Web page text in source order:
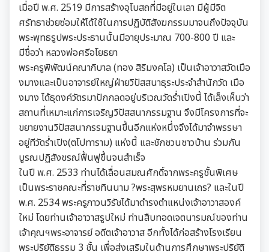
เมื่อปี พ.ศ. 2519 มีการสร้างอุโบสถที่มีอยู่ในเลา มีผู้มีจิต
ศรัทธาช่วยซ่อมให้ได้ใช้ในการปฏิบัติสังฆกรรมมาจนถึงปัจจุบัน
พระพุทธรูปพระประธานนั้นมีอายุประมาณ 700-800 ปี และ
มีชื่อว่า หลวงพ่อศรีอโยธยา
พระครูพิพัฒน์คณาภิบาล (ทอง สิริมงคโล) เป็นเจ้าอาวาสวัดเมือ
งมางและเป็นอาจารย์ใหญ่ฝ่ายวิปัสสนาธุระประจำสำนักวัด เมือ
งมาง ได้ธุดงค์วัตรมาปักกลดอยู่บริเวณวัดร่ำเปิงนี้ ได้เล็งเห็นว่า
สถานที่เหมาะแก่การเจริญวิปัสสนากรรมฐาน จึงมีโครงการที่จะ
ขยายงานวิปัสสนากรรมฐานขึ้นอีกแห่งหนึ่งจึงได้มาจำพรรษา
อยู่ทีวัดร่ำเปิง(ตโปทาราม) แห่งนี้ และชักชวนชาวบ้าน ร่วมกัน
บูรณปฏิสังขรณ์ฟื้นฟูขึ้นจนสำเร็จ
ในปี พ.ศ. 2533 ท่านได้เลื่อนสมณศักดิ์จากพระครูชั้นพิเศษ
เป็นพระราชคณะที่ราชทินนาม ?พระสุพรหมยานเถร? และในปี
พ.ศ. 2534 พระครูภาวนวิรัชได้มาดำรงตำแหน่งเจ้าอาวาสองค์
ใหม่ โดยท่านเจ้าอาวาสรูปใหม่ ท่านสืบทอดเจตนารมณ์ของท่าน
เจ้าคุณฯพระอาจารย์ อดีตเจ้าอาวาส อีกทั้งได้ก่อสร้างโรงเรียน
พระปริยัติธรรม 3 ชั้น เพื่อส่งเสริมในด้านการศึกษาพระปริยัติ